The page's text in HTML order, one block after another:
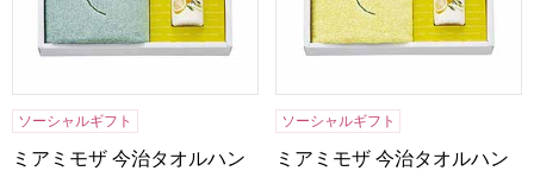
ソーシャルギフト
ミアミモザ 今治タオルハン
ソーシャルギフト
ミアミモザ 今治タオルハン